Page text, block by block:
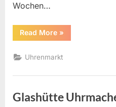
Wochen…
Read More“Replica
Uhr
Piguet
Chronograph
Noob
Test.”
»
Uhrenmarkt
Glashütte